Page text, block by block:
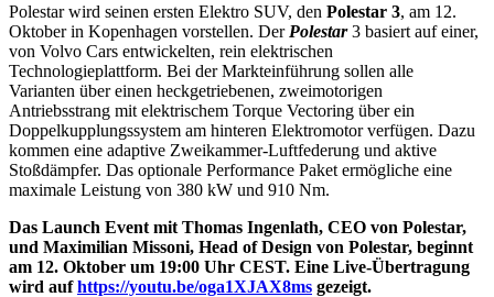
Polestar wird seinen ersten Elektro SUV, den Polestar 3, am 12.
Oktober in Kopenhagen vorstellen. DerPolestar3 basiert auf einer,
von Volvo Cars entwickelten, rein elektrischen
Technologieplattform. Bei der Markteinführung sollen alle
Varianten über einen heckgetriebenen, zweimotorigen
Antriebsstrang mit elektrischem Torque Vectoring über ein
Doppelkupplungssystem am hinteren Elektromotor verfügen. Dazu
kommen eine adaptive Zweikammer-Luftfederung und aktive
Stoßdämpfer. Das optionale Performance Paket ermögliche eine
maximale Leistung von 380 kW und 910 Nm.
Das Launch Event mit Thomas Ingenlath, CEO von Polestar,
und Maximilian Missoni, Head of Design von Polestar, beginnt
am 12. Oktober um 19:00 Uhr CEST. Eine Live-Übertragung
wird aufhttps://youtu.be/oga1XJAX8ms gezeigt.